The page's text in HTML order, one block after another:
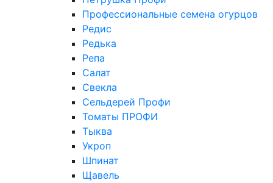
Профессиональные семена огурцов
Редис
Редька
Репа
Салат
Свекла
Сельдерей Профи
Томаты ПРОФИ
Тыква
Укроп
Шпинат
Щавель